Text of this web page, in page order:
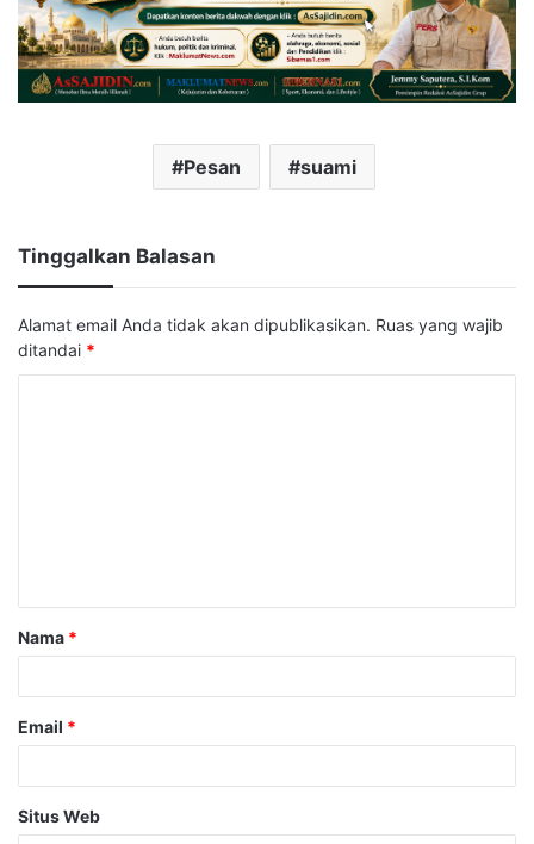
Pesan suami
Tinggalkan Balasan
Alamat email Anda tidak akan dipublikasikan. Ruas yang wajib
ditandai *
a
r
Nama *
Email *
Situs Web